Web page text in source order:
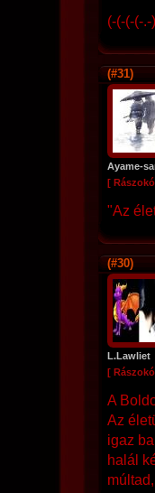
(-(-(-(-
(#31)
Ayame-
[
"Az
(#30)
L.Lawliet
[
A
Az
igaz
halál